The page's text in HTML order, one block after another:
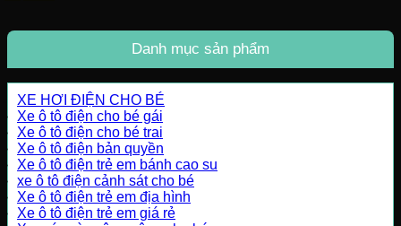
Danh mục sản phẩm
XE HƠI ĐIỆN CHO BÉ
Xe ô tô điện cho bé gái
Xe ô tô điện cho bé trai
Xe ô tô điện bản quyền
Xe ô tô điện trẻ em bánh cao su
xe ô tô điện cảnh sát cho bé
Xe ô tô điện trẻ em địa hình
Xe ô tô điện trẻ em giá rẻ